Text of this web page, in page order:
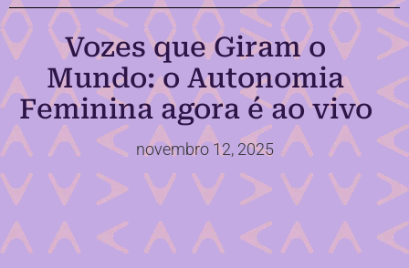
Vozes que Giram o
Mundo: o Autonomia
Feminina agora é ao vivo
novembro 12, 2025